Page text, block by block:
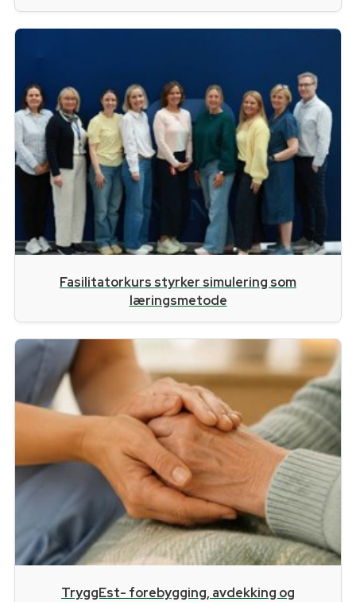
Fasilitatorkurs styrker simulering som
læringsmetode
TryggEst- forebygging, avdekking og